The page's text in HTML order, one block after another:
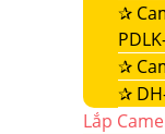
✰
✰
✰
Lắp